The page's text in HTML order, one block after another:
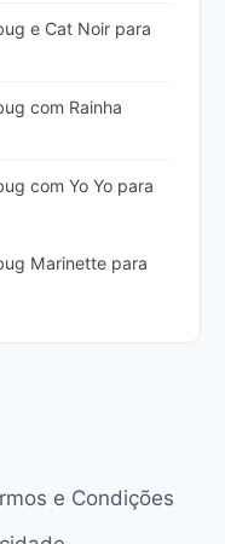
e Cat Noir para
com Rainha
com Yo Yo para
Marinette para
e Condições